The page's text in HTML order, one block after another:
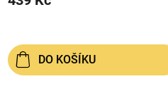
DO KOŠÍKU